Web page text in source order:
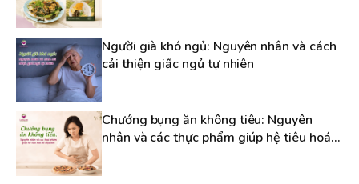
Người già khó ngủ: Nguyên nhân và cách
cải thiện giấc ngủ tự nhiên
Chướng bụng ăn không tiêu: Nguyên
nhân và các thực phẩm giúp hệ tiêu hoá